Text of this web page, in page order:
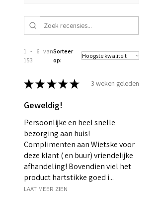
1 - 6 van
153
Sorteer
op:
★★★★★ 3 weken geleden
Geweldig!
Persoonlijke en heel snelle
bezorging aan huis!
Complimenten aan Wietske voor
deze klant ( en buur) vriendelijke
afhandeling! Bovendien viel het
product hartstikke goed i...
LAAT MEER ZIEN